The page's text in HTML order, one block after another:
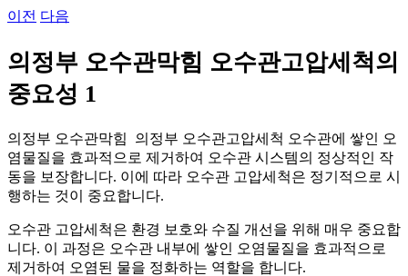
이전 다음
의정부 오수관막힘 오수관고압세척의
중요성 1
의정부 오수관막힘 의정부 오수관고압세척 오수관에 쌓인 오
염물질을 효과적으로 제거하여 오수관 시스템의 정상적인 작
동을 보장합니다. 이에 따라 오수관 고압세척은 정기적으로 시
행하는 것이 중요합니다.
오수관 고압세척은 환경 보호와 수질 개선을 위해 매우 중요합
니다. 이 과정은 오수관 내부에 쌓인 오염물질을 효과적으로
제거하여 오염된 물을 정화하는 역할을 합니다.